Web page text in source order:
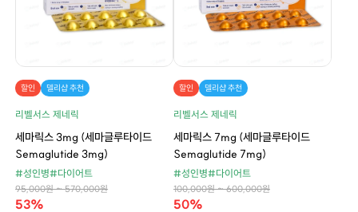
할인 델리샵 추천
리벨서스 제네릭
세마릭스 3mg (세마글루타이드
Semaglutide 3mg)
#성인병#다이어트
95,000원 ~ 570,000원
53%
할인 델리샵 추천
리벨서스 제네릭
세마릭스 7mg (세마글루타이드
Semaglutide 7mg)
#성인병#다이어트
100,000원 ~ 600,000원
50%